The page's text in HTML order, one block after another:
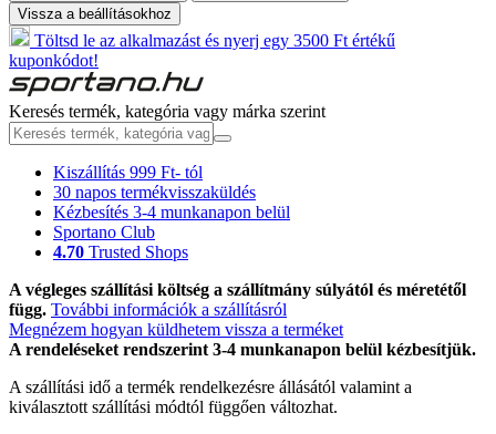
Vissza a beállításokhoz
Töltsd le az alkalmazást és nyerj egy 3500 Ft értékű
kuponkódot!
Keresés termék, kategória vagy márka szerint
Kiszállítás 999 Ft- tól
30 napos termékvisszaküldés
Kézbesítés 3-4 munkanapon belül
Sportano Club
4.70 Trusted Shops
A végleges szállítási költség a szállítmány súlyától és méretétől
függ. További információk a szállításról
Megnézem hogyan küldhetem vissza a terméket
A rendeléseket rendszerint 3-4 munkanapon belül kézbesítjük.
A szállítási idő a termék rendelkezésre állásától valamint a
kiválasztott szállítási módtól függően változhat.